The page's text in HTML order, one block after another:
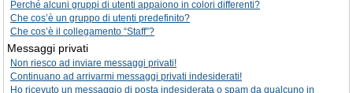
Perché alcuni gruppi di utenti appaiono in colori differenti?
Che cos’è un gruppo di utenti predefinito?
Che cos’è il collegamento “Staff”?
Messaggi privati
Non riesco ad inviare messaggi privati!
Continuano ad arrivarmi messaggi privati indesiderati!
Ho ricevuto un messaggio di posta indesiderata o spam da qualcuno in